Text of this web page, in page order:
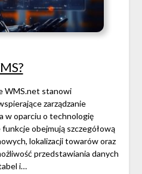
WMS.net stanowi
zarządzanie
w oparciu o technologię
obejmują szczegółową
lokalizacji towarów oraz
przedstawiania danych
i…